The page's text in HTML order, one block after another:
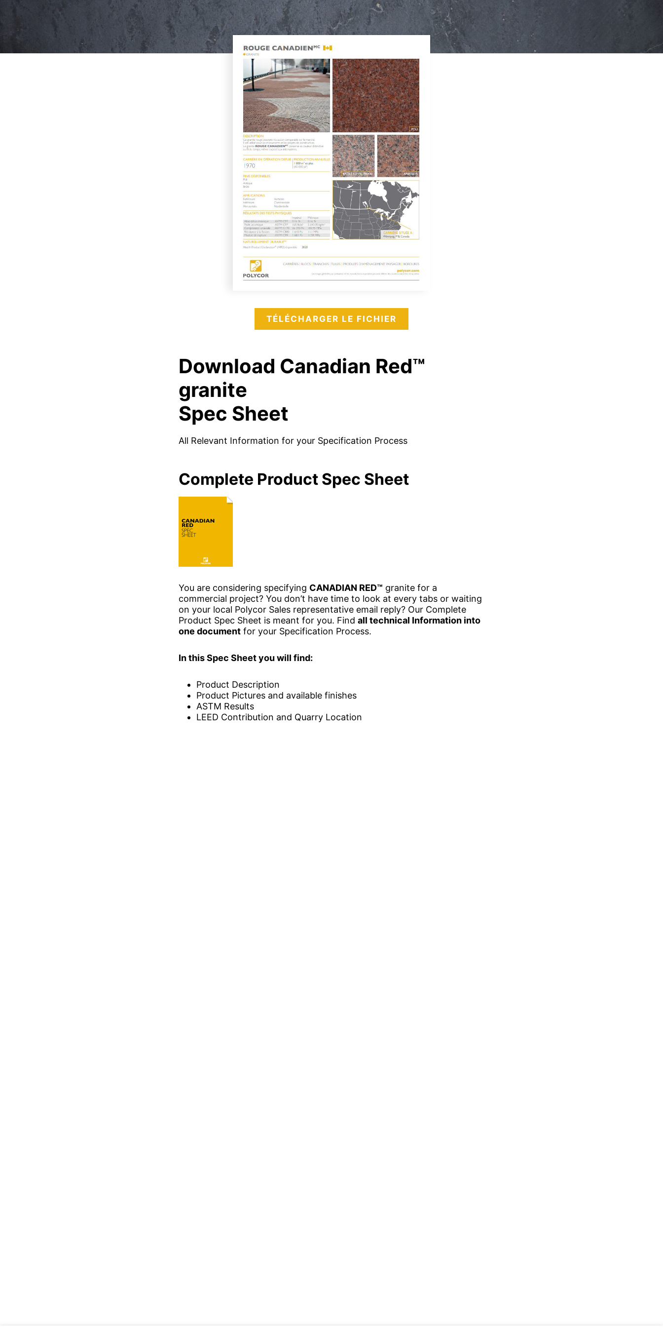
Développement durable
Indiana Limestone Company
Georgia Marble Company
North Carolina Granite Corporation
Rocamat
Monuments historiques
Projets sur mesure
Textures numériques pour
tranches complètes
Maquettes numériques
Échantillons numériques
Tableaux d’ambiance
TÉLÉCHARGER LE FICHIER
Download Canadian Red™
granite
Spec Sheet
All Relevant Information for your Specification Process
Complete Product Spec Sheet
You are considering specifying CANADIAN RED™ granite for a
commercial project? You don’t have time to look at every tabs or waiting
on your local Polycor Sales representative email reply? Our Complete
Product Spec Sheet is meant for you. Find all technical Information into
one documentfor your Specification Process.
In this Spec Sheet you will find:
Product Description
Product Pictures and available finishes
ASTM Results
LEED Contribution and Quarry Location